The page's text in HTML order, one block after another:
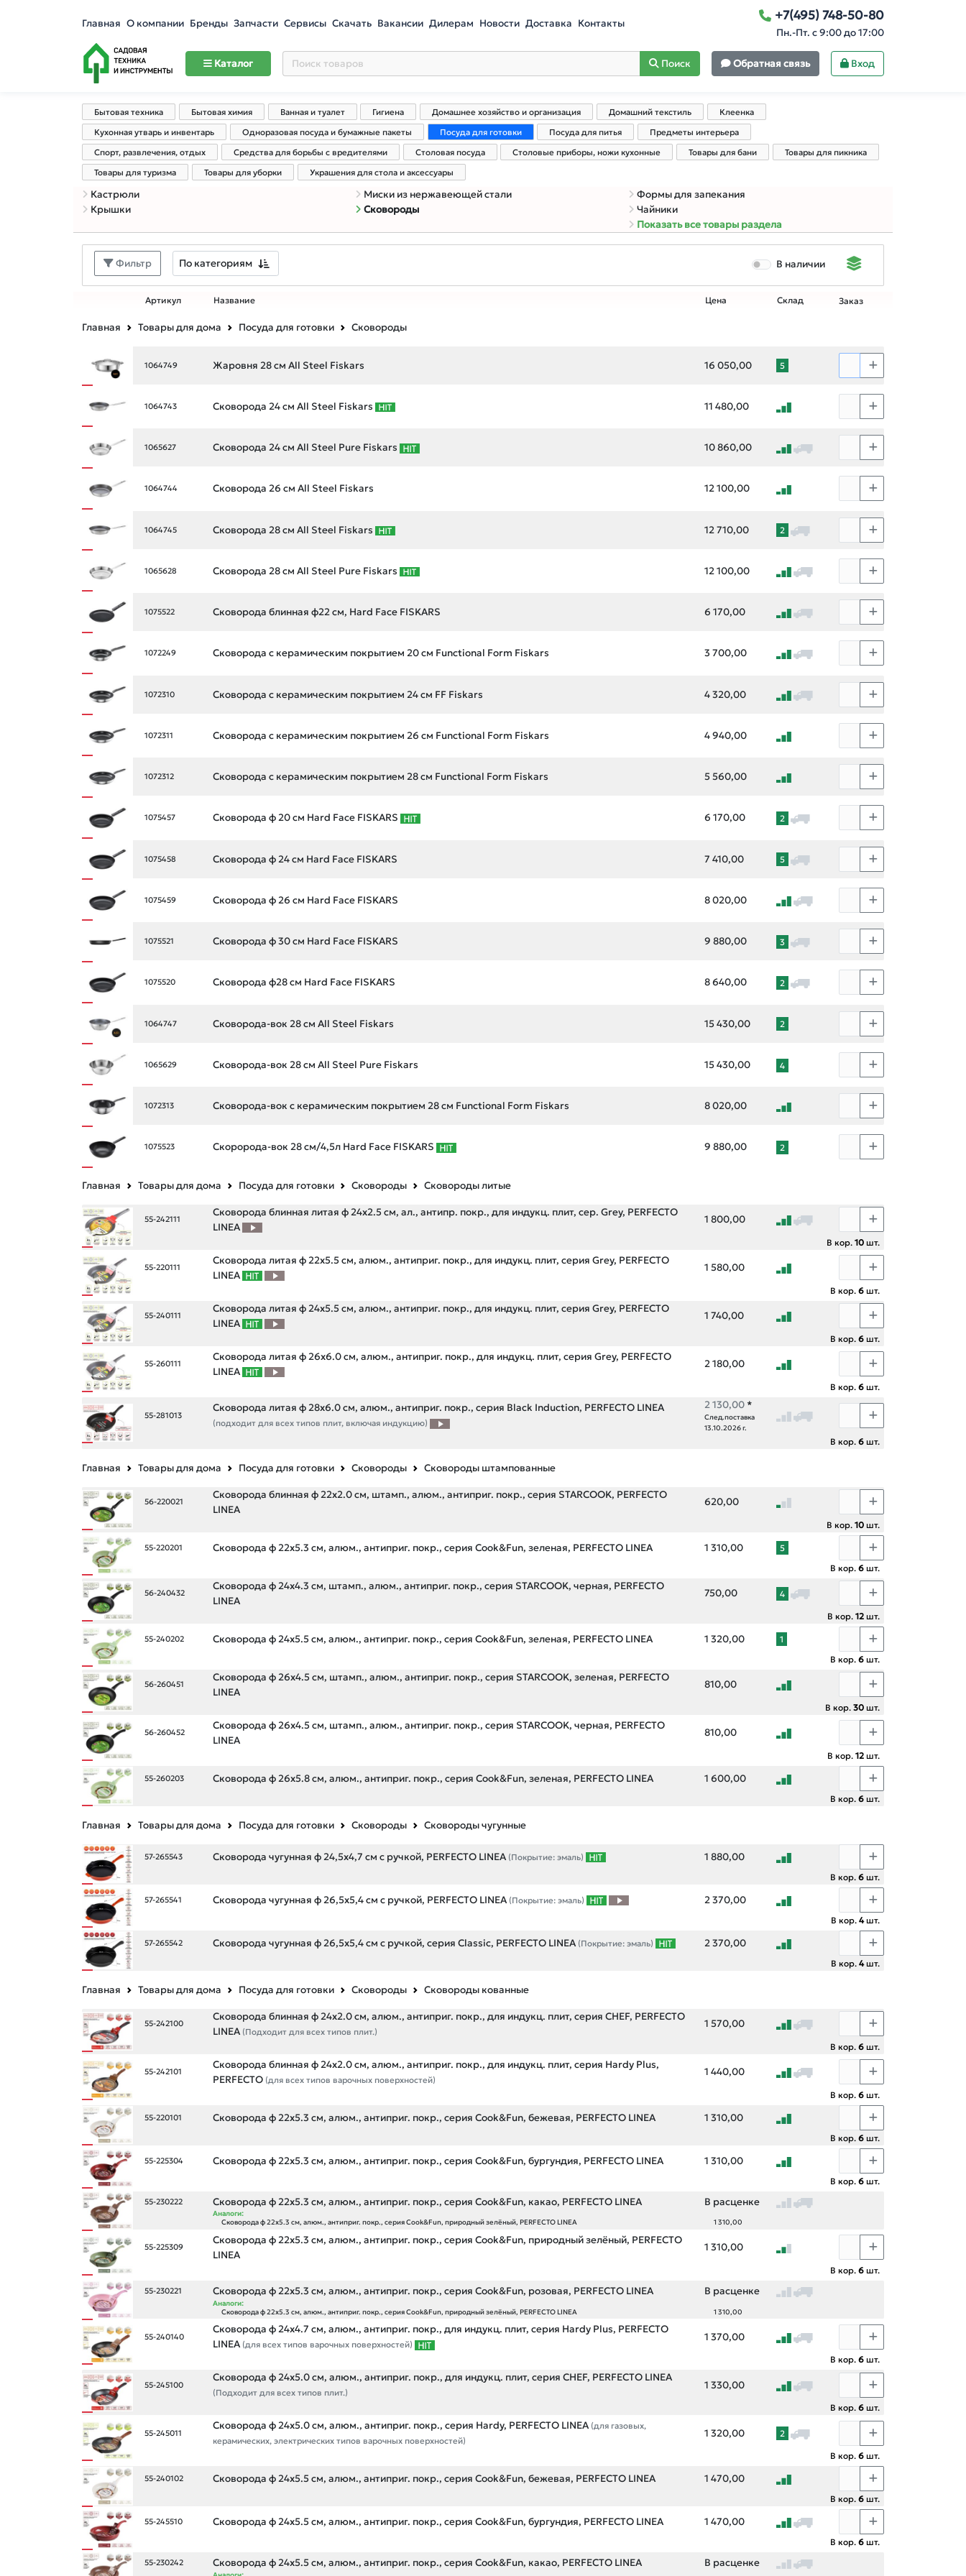
Главная О компании Бренды Запчасти Сервисы Скачать Вакансии Дилерам Новости Доставка Контакты +7(495) 748-50-80
Пн.-Пт. с 9:00 до 17:00
Каталог Поиск Обратная связь Вход
Бытовая техника Бытовая химия Ванная и туалет Гигиена Домашнее хозяйство и организация Домашний текстиль
Клеенка
Кухонная утварь и инвентарь
Одноразовая посуда и бумажные пакеты Посуда для готовки Посуда для питья
Предметы интерьера
Спорт, развлечения, отдых
Средства для борьбы с вредителями Столовая посуда Столовые приборы, ножи кухонные Товары для бани
Товары для пикника
Товары для туризма
Товары для уборки Украшения для стола и аксессуары
Кастрюли
Крышки
Миски из нержавеющей стали
Сковороды
Формы для запекания
Чайники
Показать все товары раздела
Фильтр По категориям В наличии
Артикул Название Цена Склад Заказ
Главная Товары для дома Посуда для готовки Сковороды
1064749 Жаровня 28 см All Steel Fiskars 16 050,00 5
1064743 Сковорода 24 см All Steel Fiskars 11 480,00
1065627 Сковорода 24 см All Steel Pure Fiskars 10 860,00
1064744 Сковорода 26 см All Steel Fiskars 12 100,00
1064745 Сковорода 28 см All Steel Fiskars 12 710,00 2
1065628 Сковорода 28 см All Steel Pure Fiskars 12 100,00
1075522 Сковорода блинная ф22 см, Hard Face FISKARS 6 170,00
1072249 Сковорода с керамическим покрытием 20 см Functional Form Fiskars 3 700,00
1072310 Сковорода с керамическим покрытием 24 см FF Fiskars 4 320,00
1072311 Сковорода с керамическим покрытием 26 см Functional Form Fiskars 4 940,00
1072312 Сковорода с керамическим покрытием 28 см Functional Form Fiskars 5 560,00
1075457 Сковорода ф 20 см Hard Face FISKARS 6 170,00 2
1075458 Сковорода ф 24 см Hard Face FISKARS 7 410,00 5
1075459 Сковорода ф 26 см Hard Face FISKARS 8 020,00
1075521 Сковорода ф 30 см Hard Face FISKARS 9 880,00 3
1075520 Сковорода ф28 см Hard Face FISKARS 8 640,00 2
1064747 Сковорода-вок 28 см All Steel Fiskars 15 430,00 2
1065629 Сковорода-вок 28 см All Steel Pure Fiskars 15 430,00 4
1072313 Сковорода-вок с керамическим покрытием 28 см Functional Form Fiskars 8 020,00
1075523 Скоророда-вок 28 см/4,5л Hard Face FISKARS 9 880,00 2
Главная Товары для дома Посуда для готовки Сковороды Сковороды литые
55-242111
Сковорода блинная литая ф 24х2.5 см, ал., антипр. покр., для индукц. плит, сер. Grey, PERFECTO
LINEA
1 800,00
В кор. 10 шт.
55-220111
Сковорода литая ф 22х5.5 см, алюм., антиприг. покр., для индукц. плит, серия Grey, PERFECTO
LINEA
1 580,00
В кор. 6 шт.
55-240111
Сковорода литая ф 24х5.5 см, алюм., антиприг. покр., для индукц. плит, серия Grey, PERFECTO
LINEA
1 740,00
В кор. 6 шт.
55-260111
Сковорода литая ф 26х6.0 см, алюм., антиприг. покр., для индукц. плит, серия Grey, PERFECTO
LINEA
2 180,00
В кор. 6 шт.
55-281013
Сковорода литая ф 28х6.0 см, алюм., антиприг. покр., серия Black Induction, PERFECTO LINEA
(подходит для всех типов плит, включая индукцию)
2 130,00 *
След.поставка
13.10.2026 г.
В кор. 6 шт.
Главная Товары для дома Посуда для готовки Сковороды Сковороды штампованные
56-220021
Сковорода блинная ф 22х2.0 см, штамп., алюм., антиприг. покр., серия STARCOOK, PERFECTO
LINEA
620,00
В кор. 10 шт.
55-220201 Сковорода ф 22х5.3 см, алюм., антиприг. покр., серия Cook&Fun, зеленая, PERFECTO LINEA 1 310,00
5
В кор. 6 шт.
56-240432
Сковорода ф 24х4.3 см, штамп., алюм., антиприг. покр., серия STARCOOK, черная, PERFECTO
LINEA
750,00 4
В кор. 12 шт.
55-240202 Сковорода ф 24х5.5 см, алюм., антиприг. покр., серия Cook&Fun, зеленая, PERFECTO LINEA 1 320,00
1
В кор. 6 шт.
56-260451
Сковорода ф 26х4.5 см, штамп., алюм., антиприг. покр., серия STARCOOK, зеленая, PERFECTO
LINEA
810,00
В кор. 30 шт.
56-260452
Сковорода ф 26х4.5 см, штамп., алюм., антиприг. покр., серия STARCOOK, черная, PERFECTO
LINEA
810,00
В кор. 12 шт.
55-260203 Сковорода ф 26х5.8 см, алюм., антиприг. покр., серия Cook&Fun, зеленая, PERFECTO LINEA 1 600,00
В кор. 6 шт.
Главная Товары для дома Посуда для готовки Сковороды Сковороды чугунные
57-265543 Сковорода чугунная ф 24,5х4,7 см с ручкой, PERFECTO LINEA (Покрытие: эмаль) 1 880,00
В кор. 6 шт.
57-265541 Сковорода чугунная ф 26,5х5,4 см с ручкой, PERFECTO LINEA (Покрытие: эмаль) 2 370,00
В кор. 4шт.
57-265542 Сковорода чугунная ф 26,5х5,4 см с ручкой, серия Classic, PERFECTO LINEA (Покрытие: эмаль) 2 370,00
В кор. 4шт.
Главная Товары для дома Посуда для готовки Сковороды Сковороды кованные
55-242100
Сковорода блинная ф 24х2.0 см, алюм., антиприг. покр., для индукц. плит, серия CHEF, PERFECTO
LINEA (Подходит для всех типов плит.)
1 570,00
В кор. 6 шт.
55-242101
Сковорода блинная ф 24х2.0 см, алюм., антиприг. покр., для индукц. плит, серия Hardy Plus,
PERFECTO (для всех типов варочных поверхностей)
1 440,00
В кор. 6 шт.
55-220101 Сковорода ф 22х5.3 см, алюм., антиприг. покр., серия Cook&Fun, бежевая, PERFECTO LINEA 1 310,00
В кор. 6 шт.
55-225304 Сковорода ф 22х5.3 см, алюм., антиприг. покр., серия Cook&Fun, бургундия, PERFECTO LINEA 1 310,00
В кор. 6 шт.
55-230222 Сковорода ф 22х5.3 см, алюм., антиприг. покр., серия Cook&Fun, какао, PERFECTO LINEA В расценке
Аналоги:
Сковорода ф 22х5.3 см, алюм., антиприг. покр., серия Cook&Fun, природный зелёный, PERFECTO LINEA
1 310,00
55-225309
Сковорода ф 22х5.3 см, алюм., антиприг. покр., серия Cook&Fun, природный зелёный, PERFECTO
LINEA
1 310,00
В кор. 6 шт.
55-230221 Сковорода ф 22х5.3 см, алюм., антиприг. покр., серия Cook&Fun, розовая, PERFECTO LINEA В расценке
Аналоги:
Сковорода ф 22х5.3 см, алюм., антиприг. покр., серия Cook&Fun, природный зелёный, PERFECTO LINEA
1 310,00
55-240140
Сковорода ф 24х4.7 см, алюм., антиприг. покр., для индукц. плит, серия Hardy Plus, PERFECTO
LINEA (для всех типов варочных поверхностей)
1 370,00
В кор. 6 шт.
55-245100
Сковорода ф 24х5.0 см, алюм., антиприг. покр., для индукц. плит, серия CHEF, PERFECTO LINEA
(Подходит для всех типов плит.)
1 330,00
В кор. 6 шт.
55-245011
Сковорода ф 24х5.0 см, алюм., антиприг. покр., серия Hardy, PERFECTO LINEA (для газовых,
керамических, электрических типов варочных поверхностей)
1 320,00 2
В кор. 6 шт.
55-240102 Сковорода ф 24х5.5 см, алюм., антиприг. покр., серия Cook&Fun, бежевая, PERFECTO LINEA 1 470,00
В кор. 6 шт.
55-245510 Сковорода ф 24х5.5 см, алюм., антиприг. покр., серия Cook&Fun, бургундия, PERFECTO LINEA 1 470,00
В кор. 6 шт.
55-230242 Сковорода ф 24х5.5 см, алюм., антиприг. покр., серия Cook&Fun, какао, PERFECTO LINEA В расценке